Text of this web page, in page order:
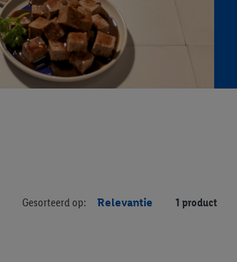
Gesorteerd op: Relevantie 1 product